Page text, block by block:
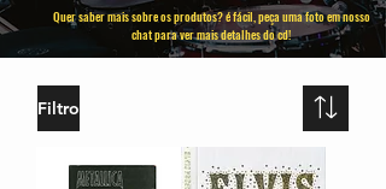
Quer saber mais sobre os produtos? é fácil, peça uma foto em nosso
chat para ver mais detalhes do cd!
Filtro